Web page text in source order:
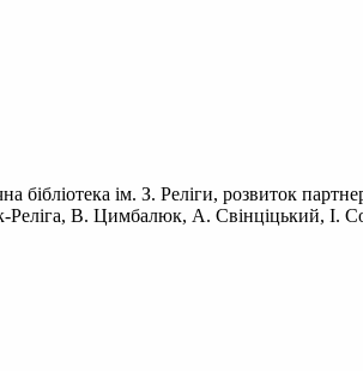
ім. З. Реліги, розвиток
В. Цимбалюк, А. Свінціцький, І.